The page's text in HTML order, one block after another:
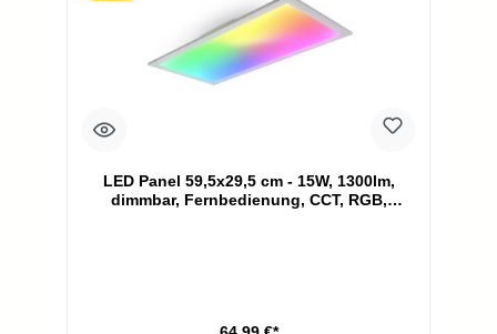
LED Panel 59,5x29,5 cm - 15W, 1300lm,
dimmbar, Fernbedienung, CCT, RGB,